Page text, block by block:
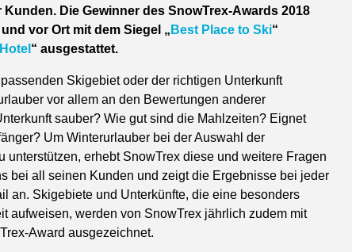
Die Gewinner des SnowTrex-Awards 2018
vor Ort mit dem Siegel „ Best Place to Ski“
“ ausgestattet.
Skigebiet oder der richtigen Unterkunft
vor allem an den Bewertungen anderer
sauber? Wie gut sind die Mahlzeiten? Eignet
Um Winterurlauber bei der Auswahl der
unterstützen, erhebt SnowTrex diese und weitere Fragen
bei all seinen Kunden und zeigt die Ergebnisse bei jeder
an. Skigebiete und Unterkünfte, die eine besonders
aufweisen, werden von SnowTrex jährlich zudem mit
Award ausgezeichnet.